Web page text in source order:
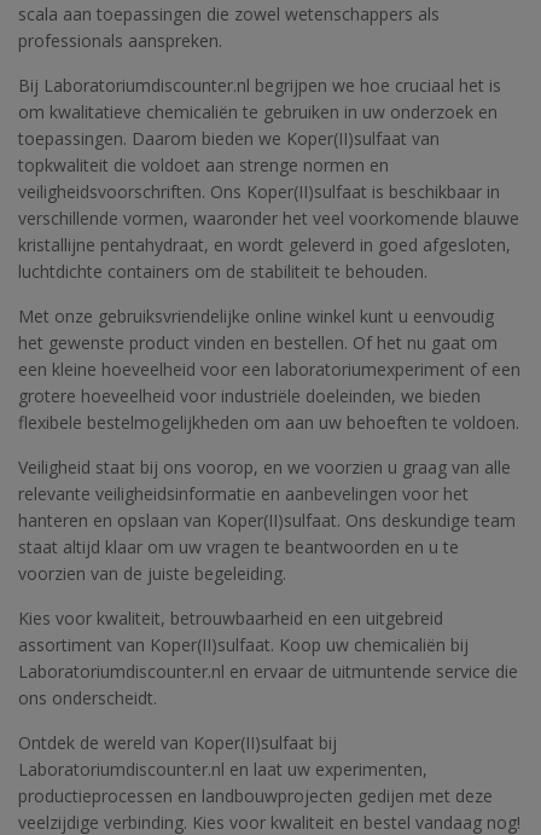
scala aan toepassingen die zowel wetenschappers als
professionals aanspreken.
Bij Laboratoriumdiscounter.nl begrijpen we hoe cruciaal het is
om kwalitatieve chemicaliën te gebruiken in uw onderzoek en
toepassingen. Daarom bieden we Koper(II)sulfaat van
topkwaliteit die voldoet aan strenge normen en
veiligheidsvoorschriften. Ons Koper(II)sulfaat is beschikbaar in
verschillende vormen, waaronder het veel voorkomende blauwe
kristallijne pentahydraat, en wordt geleverd in goed afgesloten,
luchtdichte containers om de stabiliteit te behouden.
Met onze gebruiksvriendelijke online winkel kunt u eenvoudig
het gewenste product vinden en bestellen. Of het nu gaat om
een kleine hoeveelheid voor een laboratoriumexperiment of een
grotere hoeveelheid voor industriële doeleinden, we bieden
flexibele bestelmogelijkheden om aan uw behoeften te voldoen.
Veiligheid staat bij ons voorop, en we voorzien u graag van alle
relevante veiligheidsinformatie en aanbevelingen voor het
hanteren en opslaan van Koper(II)sulfaat. Ons deskundige team
staat altijd klaar om uw vragen te beantwoorden en u te
voorzien van de juiste begeleiding.
Kies voor kwaliteit, betrouwbaarheid en een uitgebreid
assortiment van Koper(II)sulfaat. Koop uw chemicaliën bij
Laboratoriumdiscounter.nl en ervaar de uitmuntende service die
ons onderscheidt.
Ontdek de wereld van Koper(II)sulfaat bij
Laboratoriumdiscounter.nl en laat uw experimenten,
productieprocessen en landbouwprojecten gedijen met deze
veelzijdige verbinding. Kies voor kwaliteit en bestel vandaag nog!